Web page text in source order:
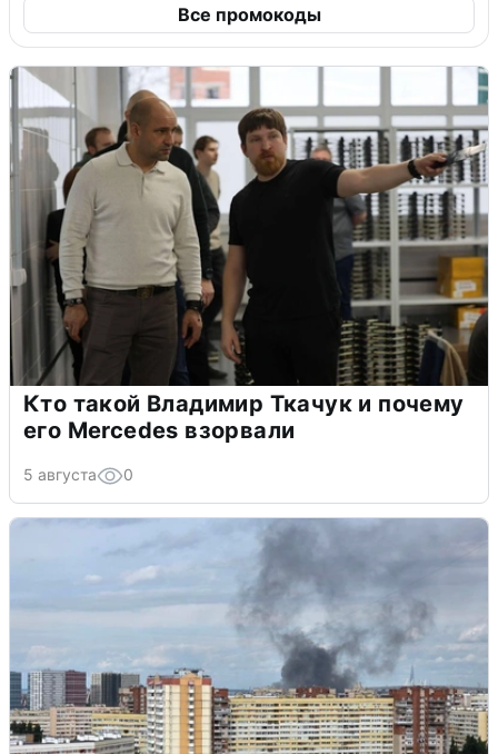
Все промокоды
Кто такой Владимир Ткачук и почему
его Mercedes взорвали
5 августа 0